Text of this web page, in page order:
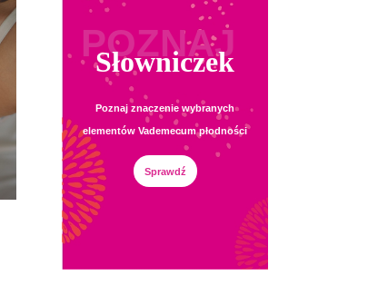
POZNAJ
Słowniczek
Poznaj znaczenie wybranych
elementów Vademecum płodności
Sprawdź